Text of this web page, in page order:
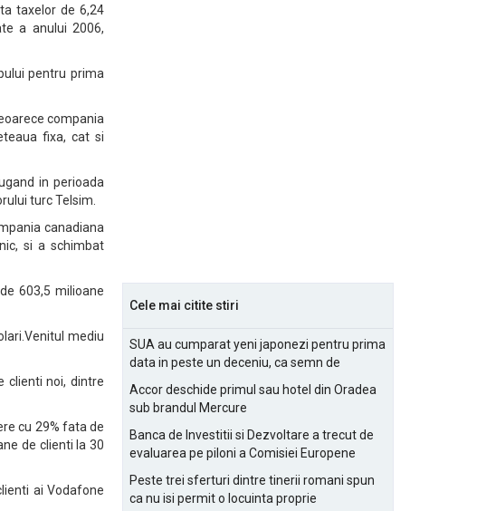
taxelor de 6,24
a anului 2006,
pentru prima
compania
fixa, cat si
in perioada
turc Telsim.
canadiana
si a schimbat
603,5 milioane
mediu
clienti noi, dintre
cu 29% fata de
de clienti la 30
ai Vodafone
Cele mai citite stiri
SUA au cumparat yeni japonezi pentru prima
data in peste un deceniu, ca semn de
Accor deschide primul sau hotel din Oradea
sub brandul Mercure
Banca de Investitii si Dezvoltare a trecut de
evaluarea pe piloni a Comisiei Europene
Peste trei sferturi dintre tinerii romani spun
ca nu isi permit o locuinta proprie